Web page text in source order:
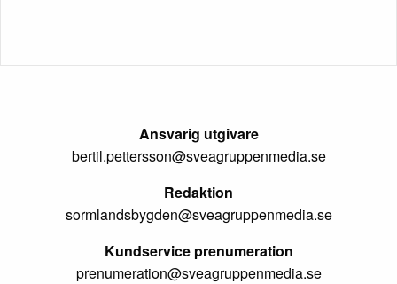
Ansvarig utgivare
bertil.pettersson@sveagruppenmedia.se
Redaktion
sormlandsbygden@sveagruppenmedia.se
Kundservice prenumeration
prenumeration@sveagruppenmedia.se